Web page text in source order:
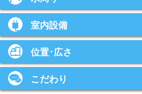
室内設備
位置･広さ
こだわり